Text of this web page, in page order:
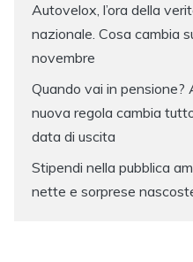
Autovelox, l’ora della
nazionale. Cosa cambia
novembre
Quando vai in
nuova regola cambia
data di uscita
Stipendi nella pubblica
nette e sorprese